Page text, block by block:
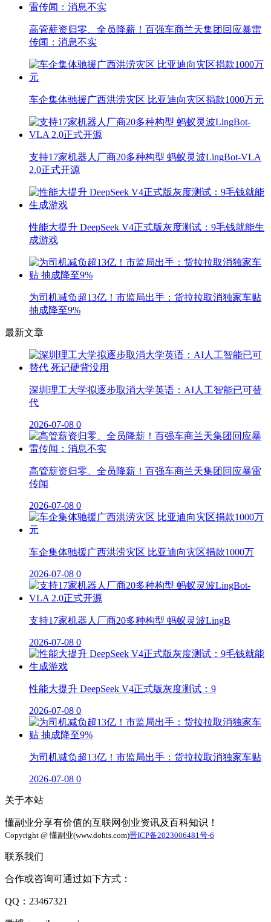
高管薪资归零、全员降薪！百强车商兰天集团回应暴雷
传闻：消息不实
车企集体驰援广西洪涝灾区 比亚迪向灾区捐款1000万元
支持17家机器人厂商20多种构型 蚂蚁灵波LingBot-VLA
2.0正式开源
性能大提升 DeepSeek V4正式版灰度测试：9毛钱就能生
成游戏
为司机减负超13亿！市监局出手：货拉拉取消独家车贴
抽成降至9%
最新文章
深圳理工大学拟逐步取消大学英语：AI人工智能已可替
代
2026-07-08 0
高管薪资归零、全员降薪！百强车商兰天集团回应暴雷
传闻
2026-07-08 0
车企集体驰援广西洪涝灾区 比亚迪向灾区捐款1000万
2026-07-08 0
支持17家机器人厂商20多种构型 蚂蚁灵波LingB
2026-07-08 0
性能大提升 DeepSeek V4正式版灰度测试：9
2026-07-08 0
为司机减负超13亿！市监局出手：货拉拉取消独家车贴
2026-07-08 0
关于本站
懂副业分享有价值的互联网创业资讯及百科知识！
Copyright @ 懂副业(www.dohts.com)晋ICP备2023006481号-6
联系我们
合作或咨询可通过如下方式：
QQ：23467321